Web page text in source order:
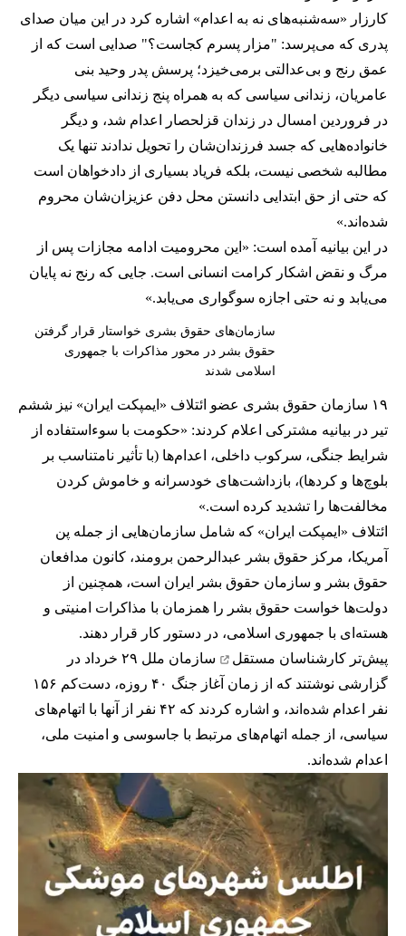
کارزار «سه‌شنبه‌های نه به اعدام» اشاره کرد در این میان صدای
پدری که می‌پرسد: "مزار پسرم کجاست؟" صدایی است که از
عمق رنج و بی‌عدالتی برمی‌خیزد؛ پرسش پدر وحید بنی
عامریان، زندانی سیاسی که به همراه پنج زندانی سیاسی دیگر
در فروردین امسال در زندان قزلحصار اعدام شد، و دیگر
خانواده‌هایی که جسد فرزندان‌شان را تحویل ندادند تنها یک
مطالبه شخصی نیست، بلکه فریاد بسیاری از دادخواهان است
که حتی از حق ابتدایی دانستن محل دفن عزیزان‌شان محروم
شده‌اند.»
در این بیانیه آمده است:‌ «این محرومیت ادامه مجازات پس از
مرگ و نقض اشکار کرامت انسانی است. جایی که رنج نه پایان
می‌یابد و نه حتی اجازه سوگواری می‌یابد.»
سازمان‌های حقوق بشری خواستار قرار گرفتن
حقوق بشر در محور مذاکرات با جمهوری
اسلامی شدند
۱۹ سازمان حقوق بشری عضو ائتلاف «ایمپکت ایران» نیز ششم
تیر در بیانیه مشترکی اعلام کردند: «حکومت با سوءاستفاده از
شرایط جنگی، سرکوب داخلی، اعدام‌ها (با تأثیر نامتناسب بر
بلوچ‌ها و کردها)، بازداشت‌های خودسرانه و خاموش کردن
مخالفت‌ها را تشدید کرده است.»
ائتلاف «ایمپکت ایران» که شامل سازمان‌هایی از جمله پن
آمریکا، مرکز حقوق بشر عبدالرحمن برومند، کانون مدافعان
حقوق بشر و سازمان حقوق بشر ایران است، همچنین از
دولت‌ها خواست حقوق بشر را همزمان با مذاکرات امنیتی و
هسته‌ای با جمهوری اسلامی، در دستور کار قرار دهند.
پیش‌تر کارشناسان مستقل
سازمان ملل ۲۹ خرداد در
گزارشی نوشتند که از زمان آغاز جنگ ۴۰ روزه، دست‌کم ۱۵۶
نفر اعدام شده‌اند، و اشاره کردند که ۴۲ نفر از آنها با اتهام‌های
سیاسی، از جمله اتهام‌های مرتبط با جاسوسی و امنیت ملی،
اعدام شده‌اند.